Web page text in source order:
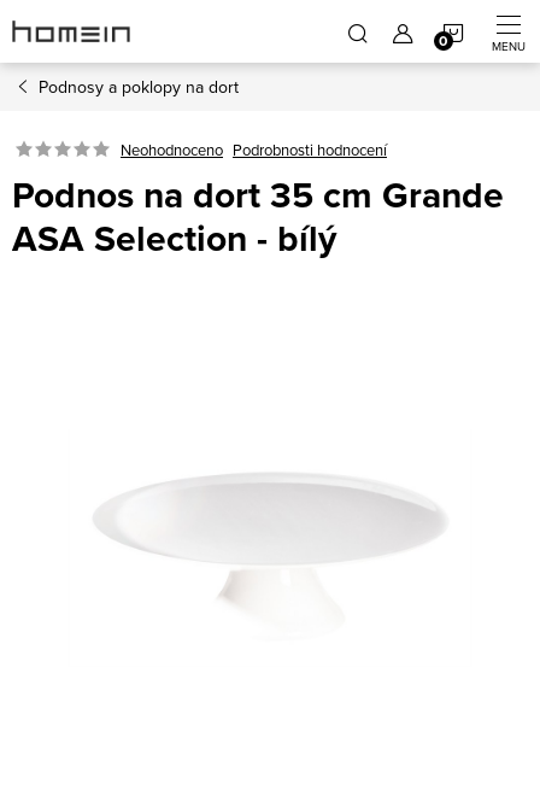
na
obsah
Podnosy a poklopy na dort
Neohodnoceno Podrobnosti hodnocení
Podnos na dort 35 cm Grande
ASA Selection - bílý